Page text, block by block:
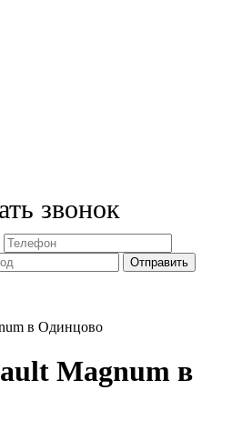
звонок
в Одинцово
Magnum в